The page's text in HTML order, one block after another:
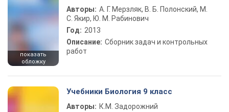
показать
обложку
Авторы: А. Г. Мерзляк, В. Б. Полонский, М.
С. Якир, Ю. М. Рабинович
Год: 2013
Описание: Сборник задач и контрольных
работ
Учебники Биология 9 класс
Авторы: К.М. Задорожний